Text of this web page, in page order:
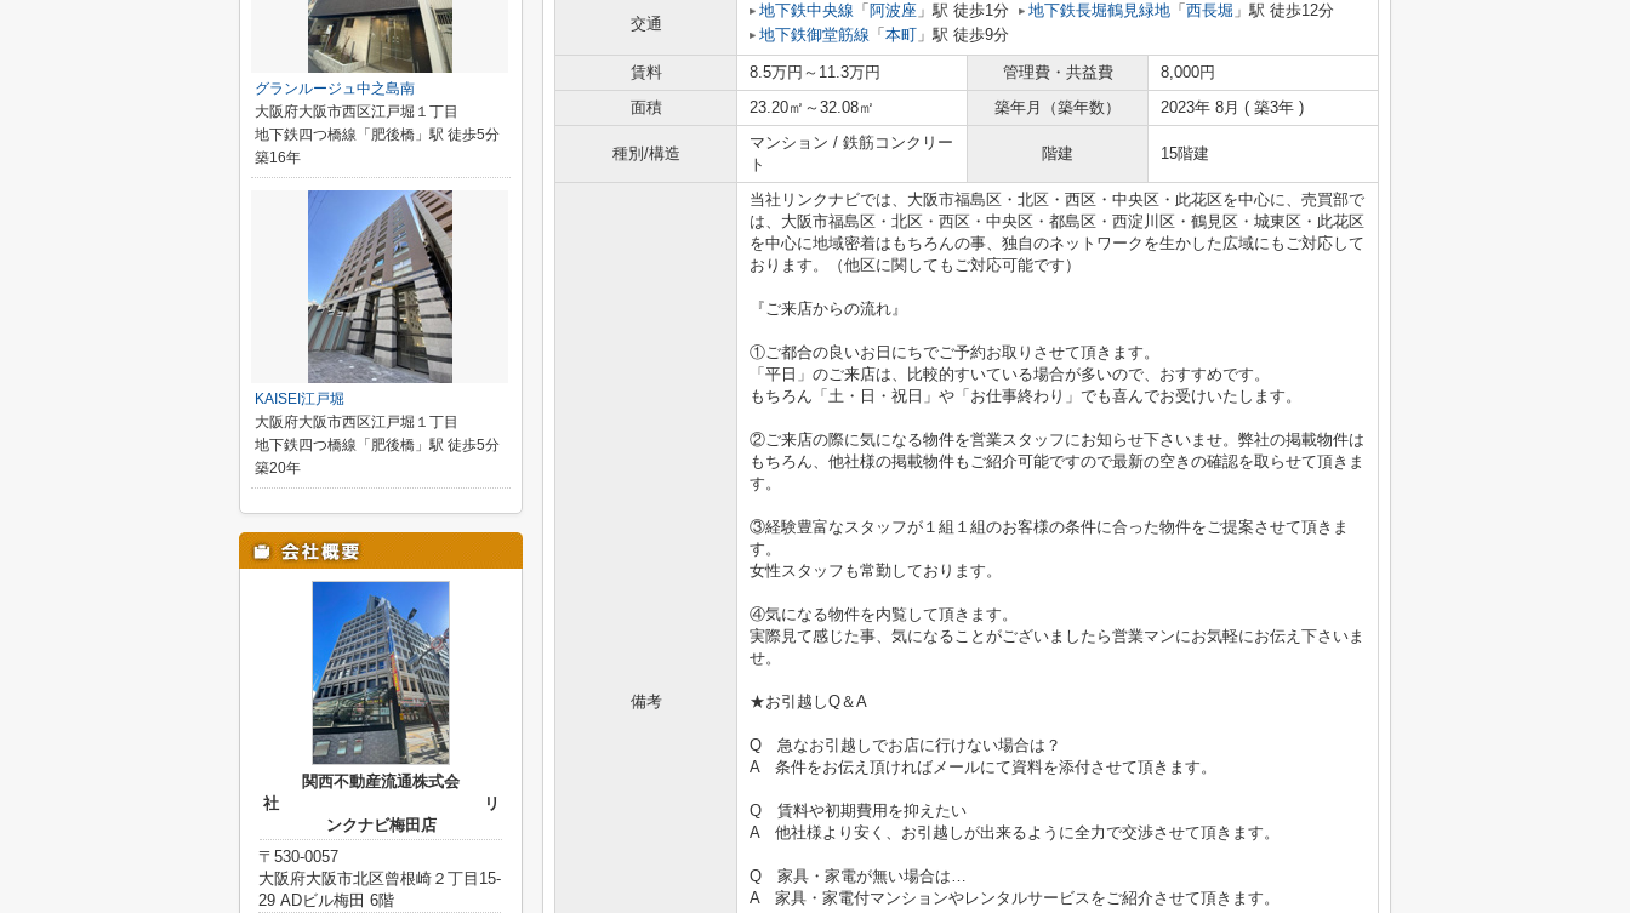
交通
地下鉄中央線 「 阿波座 」駅 徒歩1分 地下鉄長堀鶴見緑地 「 西長堀 」駅 徒歩12分
地下鉄御堂筋線 「 本町 」駅 徒歩9分
賃料 8.5万円～11.3万円 管理費・共益費
8,000円
面積
23.20㎡～32.08㎡ 築年月（築年数） 2023年 8月 ( 築3年 )
種別/構造
マンション / 鉄筋コンクリー
ト
階建 15階建
備考
当社リンクナビでは、大阪市福島区・北区・西区・中央区・此花区を中心に、売買部で
は、大阪市福島区・北区・西区・中央区・都島区・西淀川区・鶴見区・城東区・此花区
を中心に地域密着はもちろんの事、独自のネットワークを生かした広域にもご対応して
おります。（他区に関してもご対応可能です）
『ご来店からの流れ』
①ご都合の良いお日にちでご予約お取りさせて頂きます。
「平日」のご来店は、比較的すいている場合が多いので、おすすめです。
もちろん「土・日・祝日」や「お仕事終わり」でも喜んでお受けいたします。
②ご来店の際に気になる物件を営業スタッフにお知らせ下さいませ。弊社の掲載物件は
もちろん、他社様の掲載物件もご紹介可能ですので最新の空きの確認を取らせて頂きま
す。
③経験豊富なスタッフが１組１組のお客様の条件に合った物件をご提案させて頂きま
す。
女性スタッフも常勤しております。
④気になる物件を内覧して頂きます。
実際見て感じた事、気になることがございましたら営業マンにお気軽にお伝え下さいま
せ。
★お引越しQ＆A
Q 急なお引越しでお店に行けない場合は？
A 条件をお伝え頂ければメールにて資料を添付させて頂きます。
Q 賃料や初期費用を抑えたい
A 他社様より安く、お引越しが出来るように全力で交渉させて頂きます。
Q 家具・家電が無い場合は…
A 家具・家電付マンションやレンタルサービスをご紹介させて頂きます。
グランルージュ中之島南
大阪府大阪市西区江戸堀１丁目
地下鉄四つ橋線「肥後橋」駅 徒歩5分
築16年
KAISEI江戸堀
大阪府大阪市西区江戸堀１丁目
地下鉄四つ橋線「肥後橋」駅 徒歩5分
築20年
関西不動産流通株式会
社 リ
ンクナビ梅田店
〒530-0057
大阪府大阪市北区曾根崎２丁目15-
29 ADビル梅田 6階